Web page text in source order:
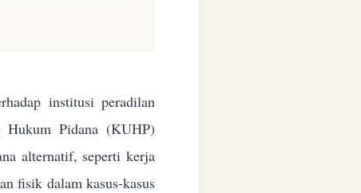
institusi peradilan
Hukum Pidana (KUHP)
alternatif, seperti kerja
fisik dalam kasus-kasus